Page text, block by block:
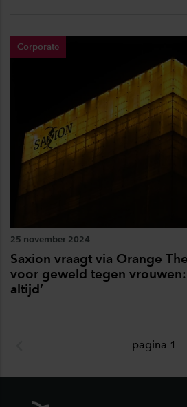
Corporate
25 november 2024
Saxion vraagt via Orange
voor geweld tegen vrouwen:
altijd’
pagina 1